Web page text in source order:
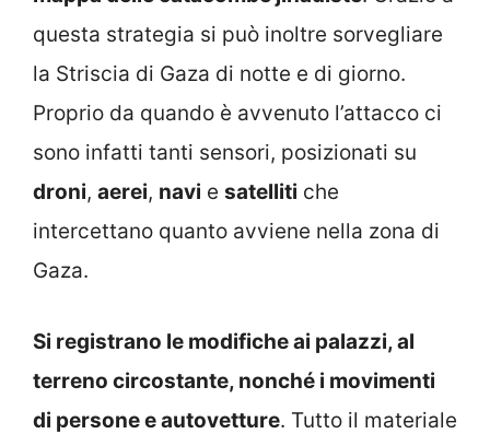
questa strategia si può inoltre sorvegliare
la Striscia di Gaza di notte e di giorno.
Proprio da quando è avvenuto l’attacco ci
sono infatti tanti sensori, posizionati su
droni, aerei, navi e satelliti che
intercettano quanto avviene nella zona di
Gaza.
Si registrano le modifiche ai palazzi, al
terreno circostante, nonché i movimenti
di persone e autovetture. Tutto il materiale